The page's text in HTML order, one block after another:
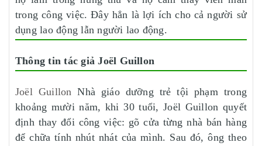
trong công việc. Đây hẳn là lợi ích cho cả người sử
dụng lao động lẫn người lao động.
Thông tin tác giả Joël Guillon
Joël Guillon Nhà giáo dưỡng trẻ tội phạm trong
khoảng mười năm, khi 30 tuổi, Joël Guillon quyết
định thay đổi công việc: gõ cửa từng nhà bán hàng
để chữa tính nhút nhát của mình. Sau đó, ông theo